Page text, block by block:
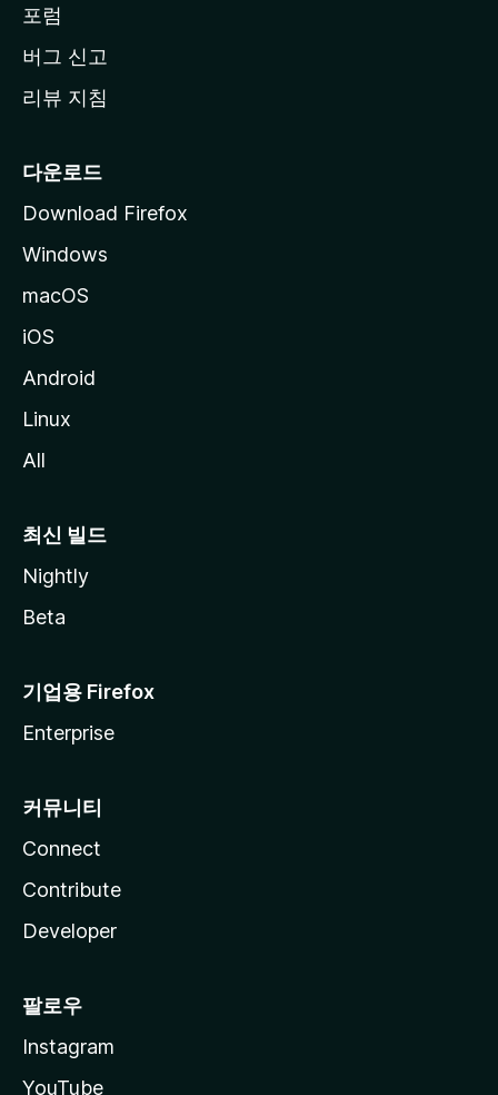
동
포럼
버그 신고
리뷰 지침
다운로드
Download Firefox
Windows
macOS
iOS
Android
Linux
All
최신 빌드
Nightly
Beta
기업용 Firefox
Enterprise
커뮤니티
Connect
Contribute
Developer
팔로우
Instagram
YouTube